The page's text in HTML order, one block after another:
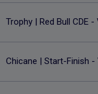
Trophy | Red Bull CDE
Chicane | Start-Finish -